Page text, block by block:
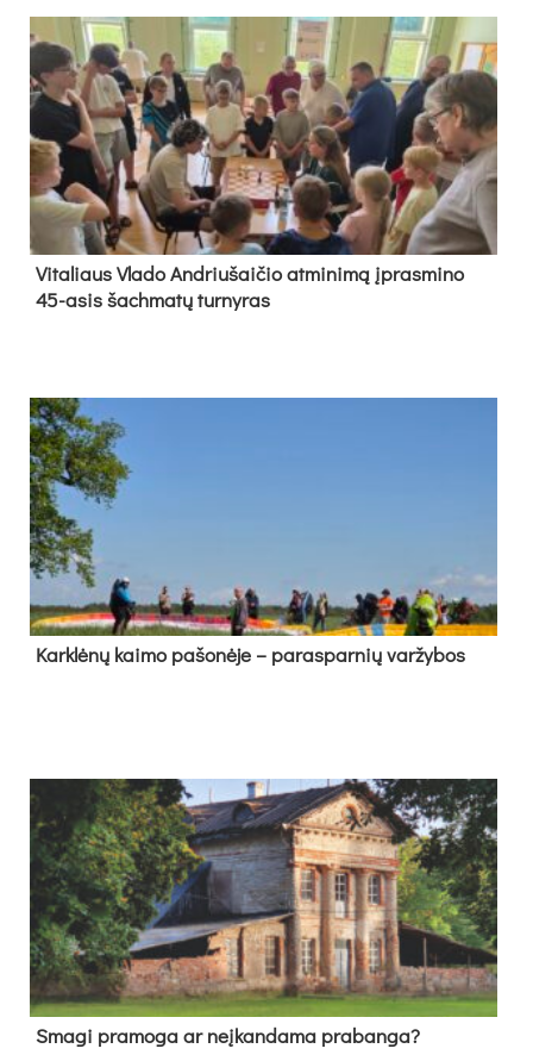
Vi­ta­liaus Vla­do And­riu­šai­čio at­mi­ni­mą įpras­mi­no
45-asis šach­ma­tų tur­ny­ras
Kark­lė­nų kai­mo pa­šo­nė­je – pa­ras­par­nių var­žy­bos
Sma­gi pra­mo­ga ar neį­kan­da­ma pra­ban­ga?